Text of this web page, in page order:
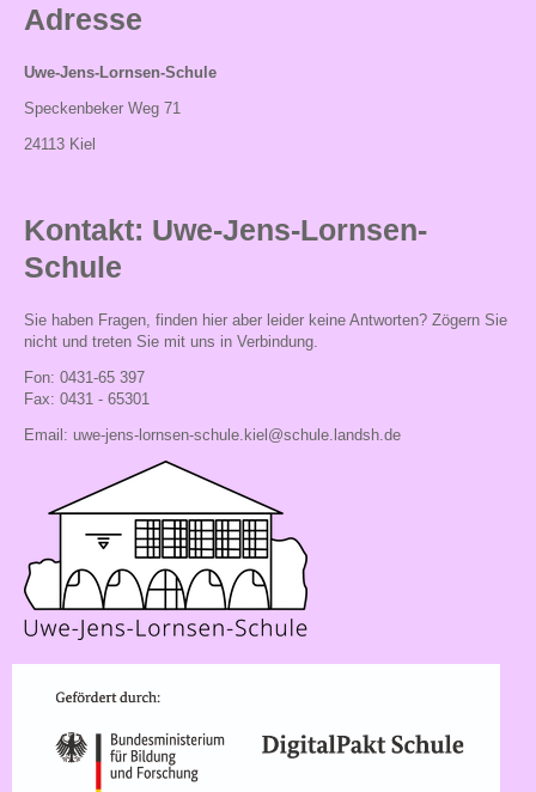
Initiative
Schulgarten
Ferien-
und
Betreute
Schulleben
Förderangebote
Kinderparlament
Arbeitsgemeinschaften
Die
Mensa
Shirts
und
mehr
Adresse
Uwe-Jens-Lornsen-Schule
Speckenbeker Weg 71
24113 Kiel
Kontakt: Uwe-Jens-Lornsen-
Schule
Sie haben Fragen, finden hier aber leider keine Antworten? Zögern Sie
nicht und treten Sie mit uns in Verbindung.
Fon: 0431-65 397
Fax: 0431 - 65301
Email: uwe-jens-lornsen-schule.kiel@schule.landsh.de